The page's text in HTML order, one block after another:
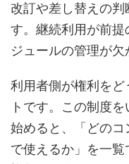
改訂や差し替えの判
す。継続利用が前
ジュールの管理が欠
利用者側が権利を
トです。この制度
始めると、「どのコ
で使えるか」を一覧